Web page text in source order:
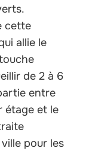
cette
allie le
de 2 à 6
entre
étage et le
pour les